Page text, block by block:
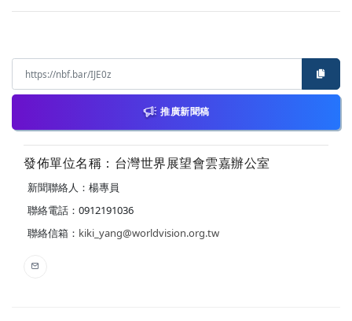
推廣新聞稿
發佈單位名稱：台灣世界展望會雲嘉辦公室
新聞聯絡人：楊專員
聯絡電話：0912191036
聯絡信箱： kiki_yang@worldvision.org.tw